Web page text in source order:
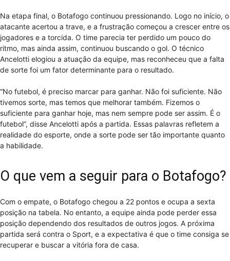
Na etapa final, o Botafogo continuou pressionando. Logo no início, o
atacante acertou a trave, e a frustração começou a crescer entre os
jogadores e a torcida. O time parecia ter perdido um pouco do
ritmo, mas ainda assim, continuou buscando o gol. O técnico
Ancelotti elogiou a atuação da equipe, mas reconheceu que a falta
de sorte foi um fator determinante para o resultado.
“No futebol, é preciso marcar para ganhar. Não foi suficiente. Não
tivemos sorte, mas temos que melhorar também. Fizemos o
suficiente para ganhar hoje, mas nem sempre pode ser assim. É o
futebol”, disse Ancelotti após a partida. Essas palavras refletem a
realidade do esporte, onde a sorte pode ser tão importante quanto
a habilidade.
O que vem a seguir para o Botafogo?
Com o empate, o Botafogo chegou a 22 pontos e ocupa a sexta
posição na tabela. No entanto, a equipe ainda pode perder essa
posição dependendo dos resultados de outros jogos. A próxima
partida será contra o Sport, e a expectativa é que o time consiga se
recuperar e buscar a vitória fora de casa.